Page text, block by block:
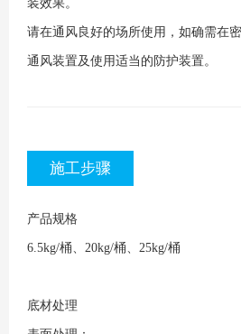
装效果。
请在通风良好的场所使用，如确需在
通风装置及使用适当的防护装置。
施工步骤
产品规格
6.5kg/桶、20kg/桶、25kg/桶
底材处理